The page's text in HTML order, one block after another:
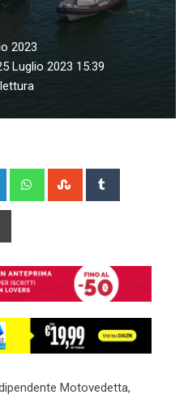
2023
Luglio 2023 15:39
LinkedIn WhatsappStumbleUpon
Motovedetta,